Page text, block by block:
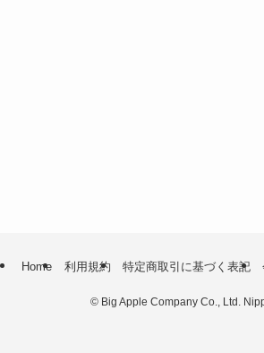
Home 利用規約 特定商取引に基づく表記
© Big Apple Company Co., Ltd.